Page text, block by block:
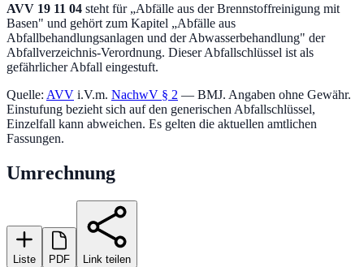
AVV 19 11 04 steht für „Abfälle aus der Brennstoffreinigung mit
Basen" und gehört zum Kapitel „Abfälle aus
Abfallbehandlungsanlagen und der Abwasserbehandlung" der
Abfallverzeichnis-Verordnung. Dieser Abfallschlüssel ist als
gefährlicher Abfall eingestuft.
Quelle: AVV i.V.m. NachwV § 2 — BMJ. Angaben ohne Gewähr.
Einstufung bezieht sich auf den generischen Abfallschlüssel,
Einzelfall kann abweichen. Es gelten die aktuellen amtlichen
Fassungen.
Umrechnung
Liste PDF Link teilen